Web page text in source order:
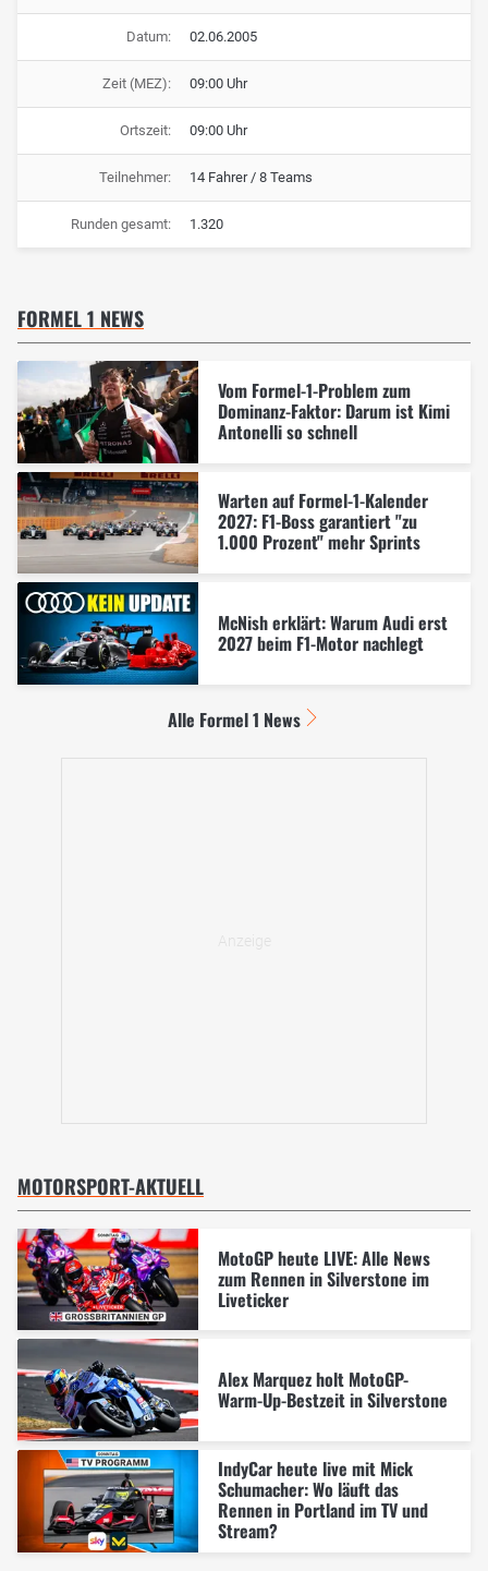
Datum: 02.06.2005
Zeit (MEZ): 09:00 Uhr
Ortszeit: 09:00 Uhr
Teilnehmer: 14 Fahrer / 8 Teams
Runden gesamt: 1.320
FORMEL 1 NEWS
Vom Formel-1-Problem zum
Dominanz-Faktor: Darum ist Kimi
Antonelli so schnell
Warten auf Formel-1-Kalender
2027: F1-Boss garantiert "zu
1.000 Prozent" mehr Sprints
McNish erklärt: Warum Audi erst
2027 beim F1-Motor nachlegt
Alle Formel 1 News
MOTORSPORT-AKTUELL
MotoGP heute LIVE: Alle News
zum Rennen in Silverstone im
Liveticker
Alex Marquez holt MotoGP-
Warm-Up-Bestzeit in Silverstone
IndyCar heute live mit Mick
Schumacher: Wo läuft das
Rennen in Portland im TV und
Stream?